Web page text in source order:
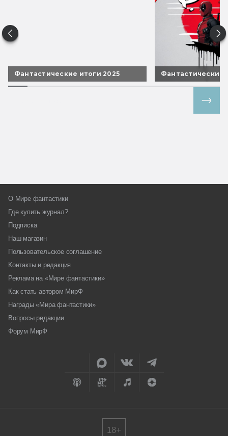
Фантастические итоги 2025 Фантастические
О Мире фантастики
Где купить журнал?
Подписка
Наш магазин
Пользовательское соглашение
Контакты и редакция
Реклама на «Мире фантастики»
Как стать автором МирФ
Награды «Мира фантастики»
Вопросы редакции
Форум МирФ
18+